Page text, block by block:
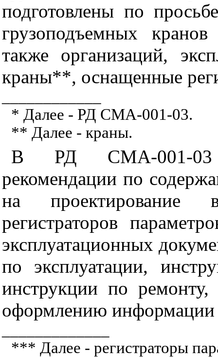
подготовлены по
грузоподъемных
также организаций,
краны**, оснащенные
* Далее - РД СМА-001-03.
** Далее - краны.
В РД СМА-001-03
рекомендации по
на проектирование
регистраторов
эксплуатационных
по эксплуатации,
инструкции по
оформлению
*** Далее - регистраторы